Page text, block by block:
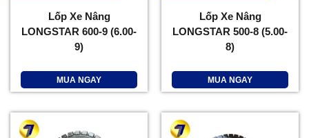
Lốp Xe Nâng
LONGSTAR 600-9 (6.00-
9)
MUA NGAY
Lốp Xe Nâng
LONGSTAR 500-8 (5.00-
8)
MUA NGAY